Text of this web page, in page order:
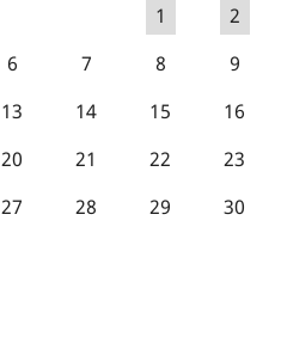
1
2
6 7 8
9
13 14 15
16
20 21 22
23
27 28 29
30